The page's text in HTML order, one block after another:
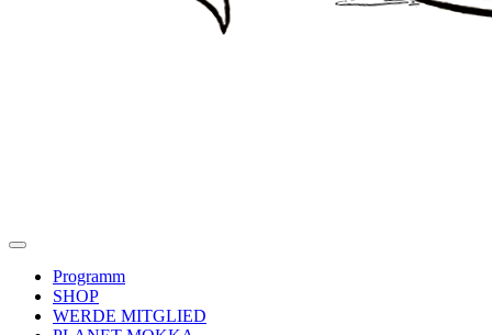
Programm
SHOP
WERDE MITGLIED